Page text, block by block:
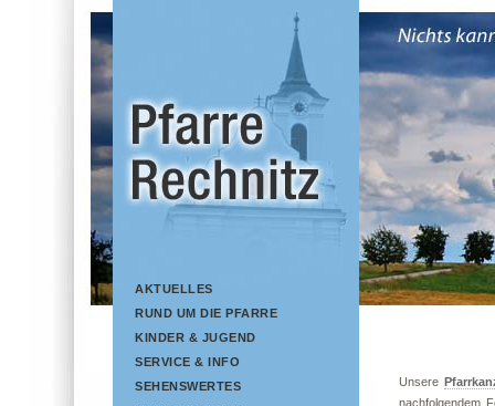
AKTUELLES
RUND UM DIE PFARRE
KINDER & JUGEND
SERVICE & INFO
SEHENSWERTES
Unsere
nachfolgendem